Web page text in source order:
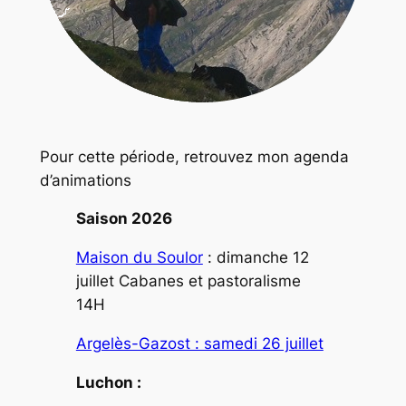
Pour cette période, retrouvez mon agenda
d’animations
Saison 2026
Maison du Soulor: dimanche 12
juillet Cabanes et pastoralisme
14H
Argelès-Gazost : samedi 26 juillet
Luchon :